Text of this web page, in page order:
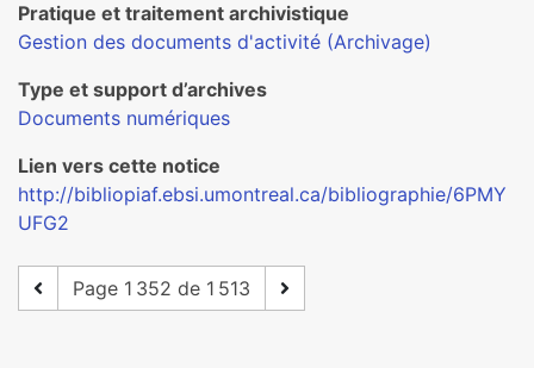
Pratique et traitement archivistique
Gestion des documents d'activité (Archivage)
Type et support d’archives
Documents numériques
Lien vers cette notice
http://bibliopiaf.ebsi.umontreal.ca/bibliographie/6PMY
UFG2
Page 1 352 de 1 513